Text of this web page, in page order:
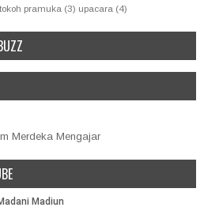
tokoh pramuka (3) upacara (4)
Merdeka Mengajar